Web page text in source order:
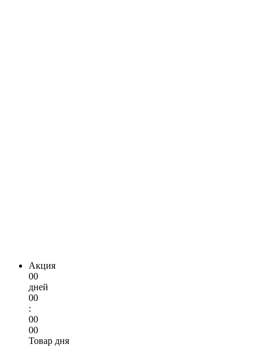
Акция
00
дней
00
:
00
00
Товар дня